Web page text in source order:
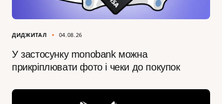
ДИДЖИТАЛ 04.08.26
У застосунку monobank можна
прикріплювати фото і чеки до покупок